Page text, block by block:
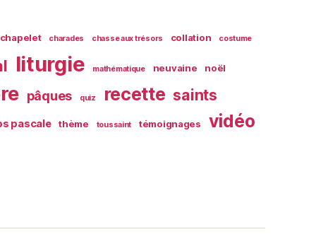
chapelet charades chasse aux trésors collation costume
liturgie mathématique neuvaine noël
pâques quiz recette saints
pascale thème toussaint témoignages vidéo